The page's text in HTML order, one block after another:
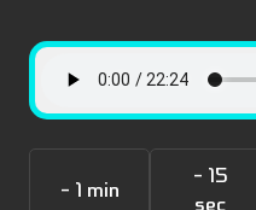
- 1 min
- 15
sec